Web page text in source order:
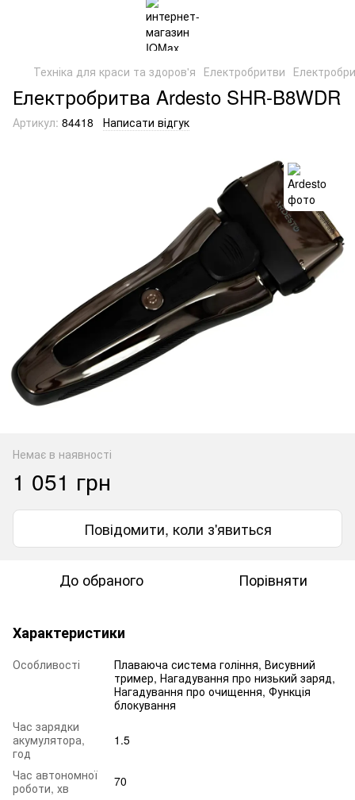
Техніка для краси та здоров'я Електробритви
Електробритва Ardesto SHR-B8WDR
Артикул: 84418 Написати відгук
Немає в наявності
1 051 грн
Повідомити, коли з'явиться
До обраного Порівняти
Характеристики
Особливості
Плаваюча система гоління, Висувний
тример, Нагадування про низький заряд,
Нагадування про очищення, Функція
блокування
Час зарядки
акумулятора,
год
1.5
Час автономної
роботи, хв
70